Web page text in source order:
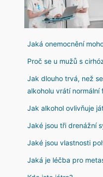
Jaká onemocnění
Proč se u mužů s
Jak dlouho trvá, než
alkoholu vrátí normální
Jak alkohol ovlivňuje
Jaké jsou tři drenážní
Jaké jsou vlastnosti
Jaká je léčba pro